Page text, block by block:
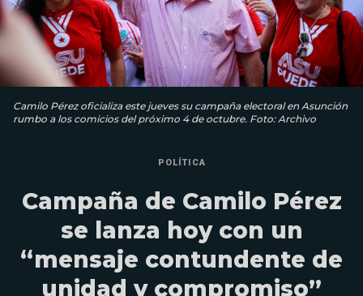
Camilo Pérez oficializa este jueves su campaña electoral en Asunción
rumbo a los comicios del próximo 4 de octubre. Foto: Archivo
POLÍTICA
Campaña de Camilo Pérez
se lanza hoy con un
“mensaje contundente de
unidad y compromiso”